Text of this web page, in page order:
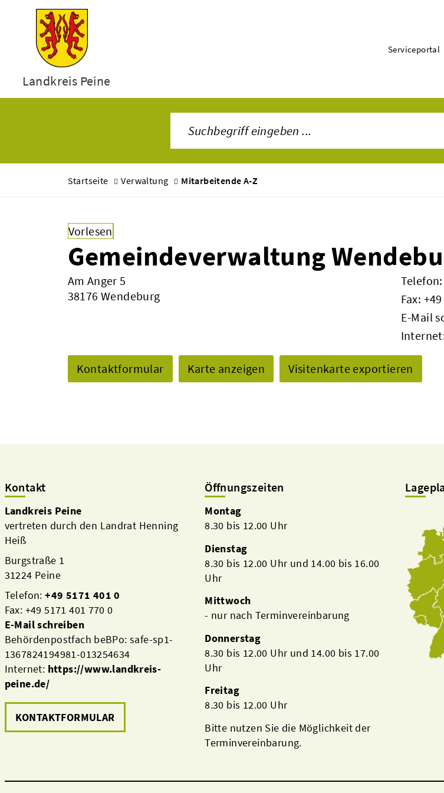
Landkreis Peine
Serviceportal
Startseite Verwaltung Mitarbeitende A-Z
Vorlesen
Gemeindeverwaltung
Am Anger 5
38176 Wendeburg
Fax:
E-Mail
Kontaktformular Karte anzeigen Visitenkarte exportieren
Kontakt
Landkreis Peine
vertreten durch den Landrat Henning
Heiß
Burgstraße 1
31224 Peine
Telefon:+49 5171 401 0
Fax: +49 5171 401 770 0
E-Mail schreiben
Behördenpostfach beBPo: safe-sp1-
1367824194981-013254634
Internet: https://www.landkreis-
peine.de/
KONTAKTFORMULAR
Öffnungszeiten
Montag
8.30 bis 12.00 Uhr
Dienstag
8.30 bis 12.00 Uhr und 14.00 bis 16.00
Uhr
Mittwoch
- nur nach Terminvereinbarung
Donnerstag
8.30 bis 12.00 Uhr und 14.00 bis 17.00
Uhr
Freitag
8.30 bis 12.00 Uhr
Bitte nutzen Sie die Möglichkeit der
Terminvereinbarung.